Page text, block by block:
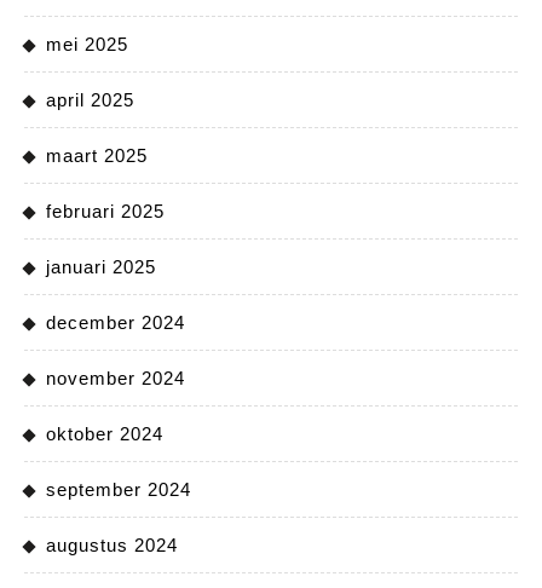
mei 2025
april 2025
maart 2025
februari 2025
januari 2025
december 2024
november 2024
oktober 2024
september 2024
augustus 2024